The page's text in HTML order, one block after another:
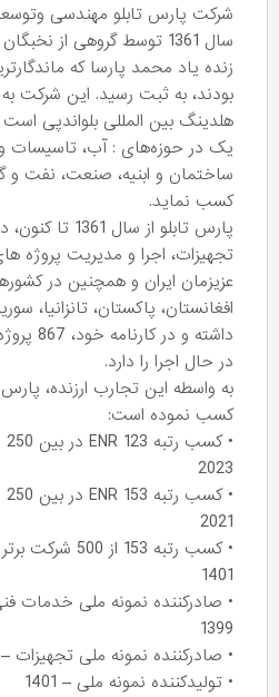
شرکت پارس تابلو مهندسی
سال 1361 توسط گروهی از
زنده یاد محمد پارسا که
بودند، به ثبت رسید. این شرکت
یک در حوزه‌های : آب، تاسیسات و
ساختمان و ابنیه، صنعت، نفت و
کسب نماید.
پارس تابلو از
تجهیزات، اجرا و مدیریت پروژه
عزیزمان ایران و همچنین در
افغانستان، پاکستان، تانزانیا،
در حال اجرا را دارد.
به واسطه این تجارب ارزنده، پارس
کسب نموده است:
2023
2021
1401
1399
• صادرکننده نمونه ملی تجهیزات – 1400
• تولیدکننده نمونه ملی – 1401